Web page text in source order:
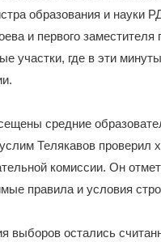
образования и науки
и первого
участки, где в эти
средние
Телякавов проверил
комиссии. Он
правила и условия
выборов остались